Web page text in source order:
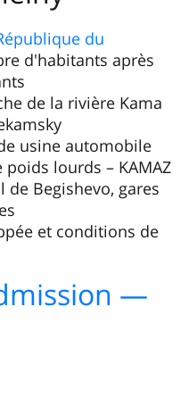
du
d'habitants après
de la rivière Kama
usine automobile
lourds – KAMAZ
Begishevo, gares
et conditions de
—